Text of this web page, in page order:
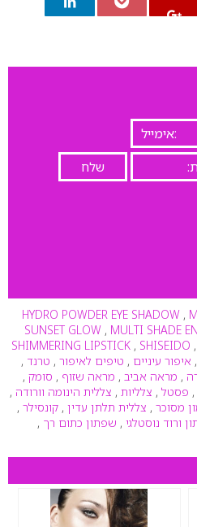
HYDRO POWDER EYE SHADOW ,
SUNSET GLOW , MULTI SHADE
SHIMMERING LIPSTICK , SHISEIDO ,
, איפור עיניים , טיפים לאיפור , טרנד ,
, מראה אביב , מראה שזוף , סומק ,
, פסטל , צלליות , צללית הינומה וורודה ,
מסוכר , צללית תלתן עדין , קונסילר ,
ורוד נוסטלגי , שפתון כתום רך ,